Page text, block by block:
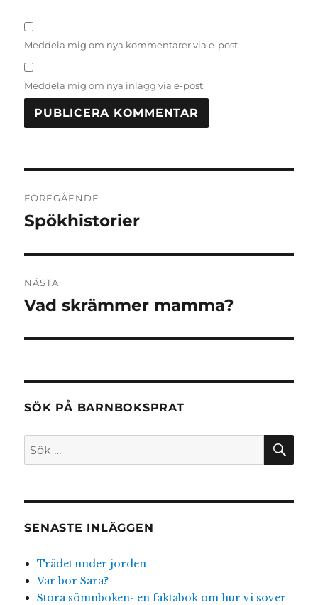
Meddela mig om nya kommentarer via e-post.
Meddela mig om nya inlägg via e-post.
FÖREGÅENDE
Föregående
Spökhistorier
NÄSTA
Nästa
Vad skrämmer mamma?
SÖK PÅ BARNBOKSPRAT
Sök
SENASTE INLÄGGEN
Trädet under jorden
Var bor Sara?
Stora sömnboken- en faktabok om hur vi sover